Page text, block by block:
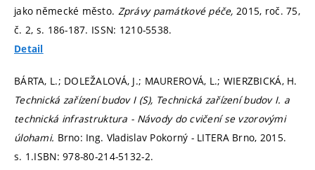
jako německé město. Zprávy památkové péče,2015, roč. 75,
č. 2, s. 186-187. ISSN: 1210-5538.
Detail
BÁRTA, L.; DOLEŽALOVÁ, J.; MAUREROVÁ, L.; WIERZBICKÁ, H.
Technická zařízení budov I (S), Technická zařízení budov I. a
technická infrastruktura - Návody do cvičení se vzorovými
úlohami. Brno: Ing. Vladislav Pokorný - LITERA Brno, 2015.
s. 1.ISBN: 978-80-214-5132-2.